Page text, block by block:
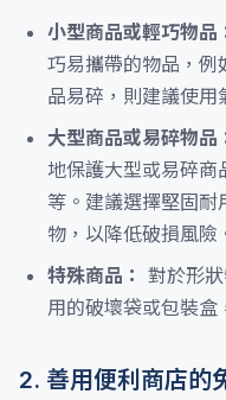
小型商品或輕巧物品
巧易攜帶的物品，例
品易碎，則建議使用
大型商品或易碎物品
地保護大型或易碎商
等。建議選擇堅固
物，以降低破損風險
特殊商品： 對於形
用的破壞袋或包裝盒
2. 善用便利商店的